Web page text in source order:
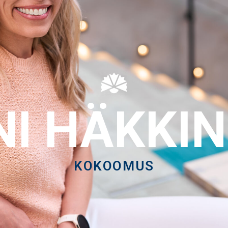
KOKOOMUS